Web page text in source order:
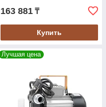
163 881 ₸
Купить
Лучшая цена